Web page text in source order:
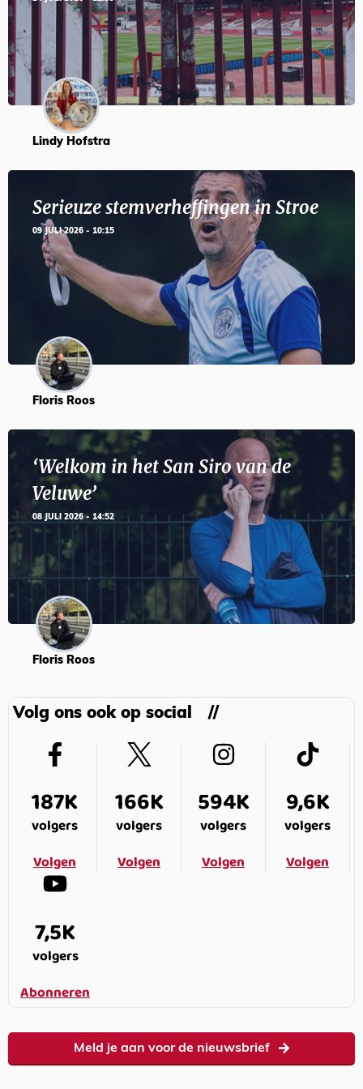
Lindy Hofstra
Serieuze stemverheffingen in Stroe
09 JULI 2026 - 10:15
Floris Roos
‘Welkom in het San Siro van de
Veluwe’
08 JULI 2026 - 14:52
Floris Roos
Volg ons ook op social
187K
volgers
Volgen
166K
volgers
Volgen
594K
volgers
Volgen
9,6K
volgers
Volgen
7,5K
volgers
Abonneren
Meld je aan voor de nieuwsbrief